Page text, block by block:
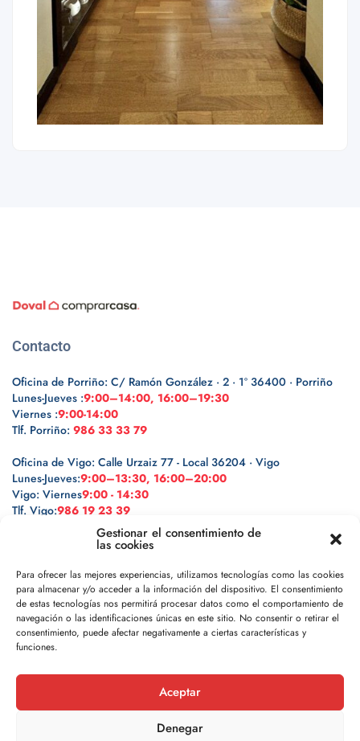
Gestionar el consentimiento de
las cookies
Para ofrecer las mejores experiencias, utilizamos tecnologías como las cookies
para almacenar y/o acceder a la información del dispositivo. El consentimiento
de estas tecnologías nos permitirá procesar datos como el comportamiento de
navegación o las identificaciones únicas en este sitio. No consentir o retirar el
consentimiento, puede afectar negativamente a ciertas características y
funciones.
Aceptar
Denegar
Contacto
Oficina de Porriño: C/ Ramón González · 2 · 1º 36400 · Porriño
Lunes-Jueves :9:00–14:00, 16:00–19:30
Viernes :9:00-14:00
Tlf. Porriño: 986 33 33 79
Oficina de Vigo: Calle Urzaiz 77 - Local 36204 · Vigo
Lunes-Jueves:9:00–13:30, 16:00–20:00
Vigo: Viernes9:00 - 14:30
Tlf. Vigo:986 19 23 39
Legal
Política de privacidad